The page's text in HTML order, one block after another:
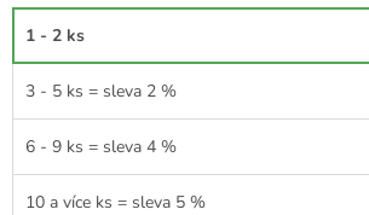
1 - 2 ks
3 - 5 ks = sleva 2 %
6 - 9 ks = sleva 4 %
10 a více ks = sleva 5 %